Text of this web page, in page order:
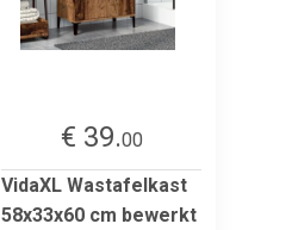
€ 39.00
VidaXL Wastafelkast
58x33x60 cm bewerkt